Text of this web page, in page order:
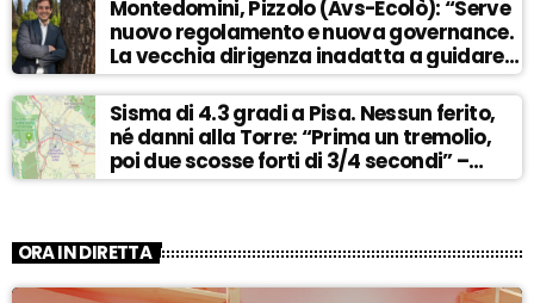
Montedomini, Pizzolo (Avs-Ecolò): “Serve
nuovo regolamento e nuova governance.
La vecchia dirigenza inadatta a guidare
la svolta” – ASCOLTA
Sisma di 4.3 gradi a Pisa. Nessun ferito,
né danni alla Torre: “Prima un tremolio,
poi due scosse forti di 3/4 secondi” –
ASCOLTA
ORA IN DIRETTA